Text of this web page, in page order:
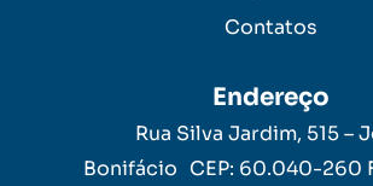
Contatos
Endereço
Rua Silva Jardim, 515 –
Bonifácio CEP: 60.040-260